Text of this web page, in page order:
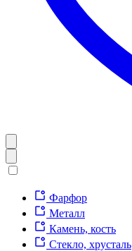
Фарфор
Металл
Камень, кость
Стекло, хрусталь